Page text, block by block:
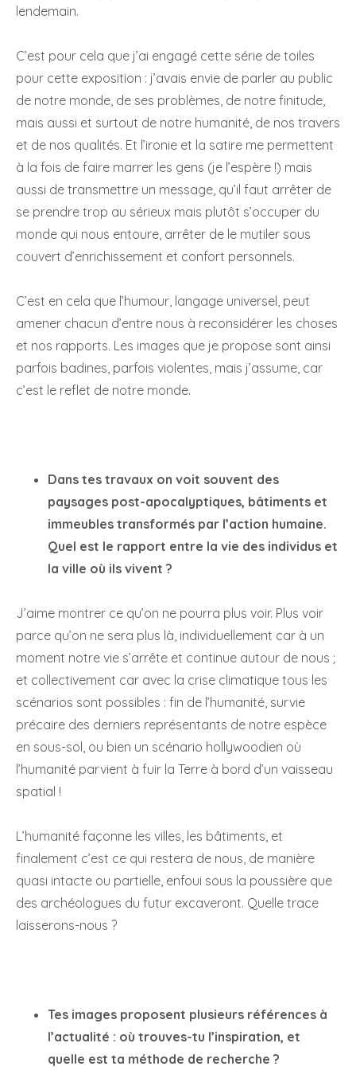
lendemain.
C’est pour cela que j’ai engagé cette série de toiles
pour cette exposition : j’avais envie de parler au public
de notre monde, de ses problèmes, de notre finitude,
mais aussi et surtout de notre humanité, de nos travers
et de nos qualités. Et l’ironie et la satire me permettent
à la fois de faire marrer les gens (je l’espère !) mais
aussi de transmettre un message, qu’il faut arrêter de
se prendre trop au sérieux mais plutôt s’occuper du
monde qui nous entoure, arrêter de le mutiler sous
couvert d’enrichissement et confort personnels.
C’est en cela que l’humour, langage universel, peut
amener chacun d’entre nous à reconsidérer les choses
et nos rapports. Les images que je propose sont ainsi
parfois badines, parfois violentes, mais j’assume, car
c’est le reflet de notre monde.
Dans tes travaux on voit souvent des
paysages post-apocalyptiques, bâtiments et
immeubles transformés par l’action humaine.
Quel est le rapport entre la vie des individus et
la ville où ils vivent ?
J’aime montrer ce qu’on ne pourra plus voir. Plus voir
parce qu’on ne sera plus là, individuellement car à un
moment notre vie s’arrête et continue autour de nous ;
et collectivement car avec la crise climatique tous les
scénarios sont possibles : fin de l’humanité, survie
précaire des derniers représentants de notre espèce
en sous-sol, ou bien un scénario hollywoodien où
l’humanité parvient à fuir la Terre à bord d’un vaisseau
spatial !
L’humanité façonne les villes, les bâtiments, et
finalement c’est ce qui restera de nous, de manière
quasi intacte ou partielle, enfoui sous la poussière que
des archéologues du futur excaveront. Quelle trace
laisserons-nous ?
Tes images proposent plusieurs références à
l’actualité : où trouves-tu l’inspiration, et
quelle est ta méthode de recherche ?